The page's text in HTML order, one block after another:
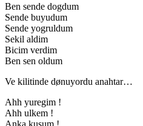
Ben sende dogdum
Sende buyudum
Sende yogruldum
Sekil aldim
Bicim verdim
Ben sen oldum
Ve kilitinde dønuyordu anahtar…
Ahh yuregim !
Ahh ulkem !
Anka kusum !